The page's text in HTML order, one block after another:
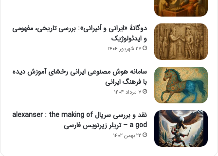
دوگانهٔ «ایرانی و اَنیرانی»: بررسی تاریخی، مفهومی
و ایدئولوژیک
۲۷ شهریور ۱۴۰۴
سامانه هوش مصنوعی ایرانی رخشای آموزش دیده
با فرهنگ ایرانی
۷ مرداد ۱۴۰۴
نقد و بررسی سریال alexanser : the making of
a god – تریلر زیرنویس فارسی
۲۲ بهمن ۱۴۰۲